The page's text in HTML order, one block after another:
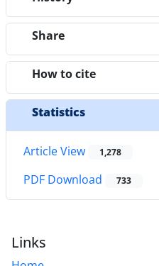
Share
How to cite
Statistics
Article View 1,278
PDF Download 733
Links